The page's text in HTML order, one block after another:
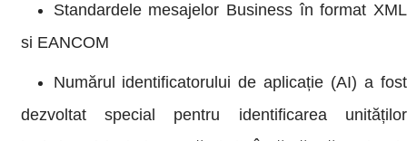
Standardele mesajelor Business în format XML
si EANCOM
Numărul identificatorului de aplicație (AI) a fost
dezvoltat special pentru identificarea unităților